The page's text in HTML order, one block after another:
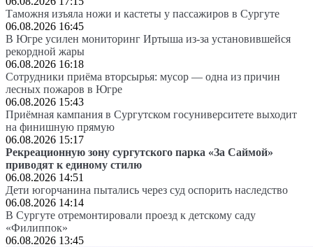
Таможня изъяла ножи и кастеты у пассажиров в Сургуте
06.08.2026 16:45
В Югре усилен мониторинг Иртыша из-за установившейся
рекордной жары
06.08.2026 16:18
Сотрудники приёма вторсырья: мусор — одна из причин
лесных пожаров в Югре
06.08.2026 15:43
Приёмная кампания в Сургутском госуниверситете выходит
на финишную прямую
06.08.2026 15:17
Рекреационную зону сургутского парка «За Саймой»
приводят к единому стилю
06.08.2026 14:51
Дети югорчанина пытались через суд оспорить наследство
06.08.2026 14:14
В Сургуте отремонтировали проезд к детскому саду
«Филиппок»
06.08.2026 13:45